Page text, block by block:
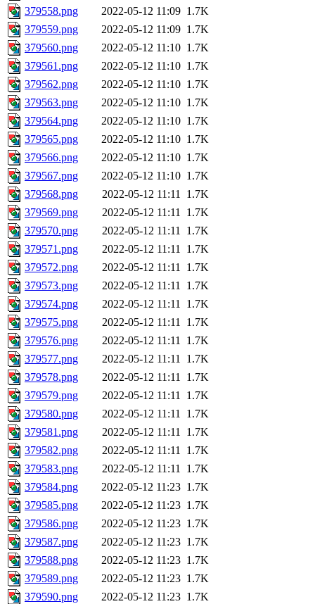
379558.png
2022-05-12 11:09 1.7K
379559.png
2022-05-12 11:09 1.7K
379560.png
2022-05-12 11:10 1.7K
379561.png
2022-05-12 11:10 1.7K
379562.png
2022-05-12 11:10 1.7K
379563.png
2022-05-12 11:10 1.7K
379564.png
2022-05-12 11:10 1.7K
379565.png
2022-05-12 11:10 1.7K
379566.png
2022-05-12 11:10 1.7K
379567.png
2022-05-12 11:10 1.7K
379568.png
2022-05-12 11:11 1.7K
379569.png
2022-05-12 11:11 1.7K
379570.png
2022-05-12 11:11 1.7K
379571.png
2022-05-12 11:11 1.7K
379572.png
2022-05-12 11:11 1.7K
379573.png
2022-05-12 11:11 1.7K
379574.png
2022-05-12 11:11 1.7K
379575.png
2022-05-12 11:11 1.7K
379576.png
2022-05-12 11:11 1.7K
379577.png
2022-05-12 11:11 1.7K
379578.png
2022-05-12 11:11 1.7K
379579.png
2022-05-12 11:11 1.7K
379580.png
2022-05-12 11:11 1.7K
379581.png
2022-05-12 11:11 1.7K
379582.png
2022-05-12 11:11 1.7K
379583.png
2022-05-12 11:11 1.7K
379584.png
2022-05-12 11:23 1.7K
379585.png
2022-05-12 11:23 1.7K
379586.png
2022-05-12 11:23 1.7K
379587.png
2022-05-12 11:23 1.7K
379588.png
2022-05-12 11:23 1.7K
379589.png
2022-05-12 11:23 1.7K
379590.png
2022-05-12 11:23 1.7K